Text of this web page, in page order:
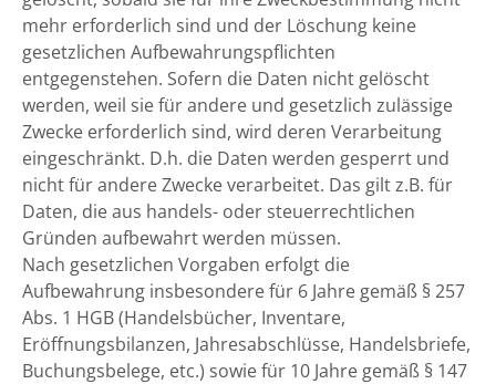
mehr erforderlich sind und der Löschung keine
gesetzlichen Aufbewahrungspflichten
entgegenstehen. Sofern die Daten nicht gelöscht
werden, weil sie für andere und gesetzlich zulässige
Zwecke erforderlich sind, wird deren Verarbeitung
eingeschränkt. D.h. die Daten werden gesperrt und
nicht für andere Zwecke verarbeitet. Das gilt z.B. für
Daten, die aus handels- oder steuerrechtlichen
Gründen aufbewahrt werden müssen.
Nach gesetzlichen Vorgaben erfolgt die
Aufbewahrung insbesondere für 6 Jahre gemäß § 257
Abs. 1 HGB (Handelsbücher, Inventare,
Eröffnungsbilanzen, Jahresabschlüsse, Handelsbriefe,
Buchungsbelege, etc.) sowie für 10 Jahre gemäß § 147